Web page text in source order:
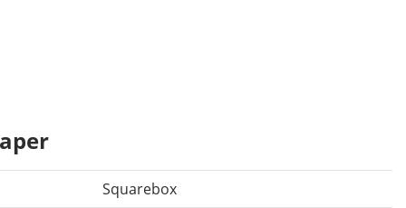
Squarebox